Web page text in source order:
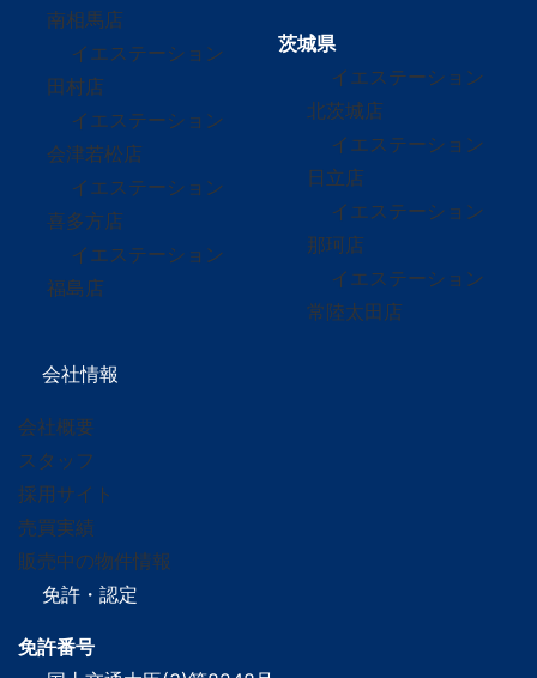
南相馬店
イエステーション
田村店
イエステーション
会津若松店
イエステーション
喜多方店
イエステーション
福島店
茨城県
イエステーション
北茨城店
イエステーション
日立店
イエステーション
那珂店
イエステーション
常陸太田店
会社情報
会社概要
スタッフ
採用サイト
売買実績
販売中の物件情報
免許・認定
免許番号